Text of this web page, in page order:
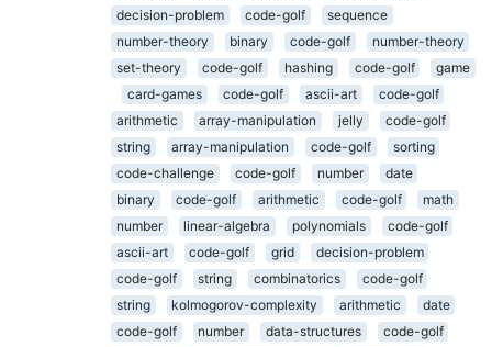
decision-problem
code-golf
sequence
number-theory
binary code-golf
number-theory
set-theory
code-golf hashing code-golf
game
card-games
code-golf ascii-art
code-golf
arithmetic
array-manipulation jelly
code-golf
string
array-manipulation code-golf
sorting
code-challenge
code-golf number
date
binary
code-golf arithmetic code-golf
math
number
linear-algebra polynomials
code-golf
ascii-art
code-golf grid
decision-problem
code-golf
string combinatorics
code-golf
string
kolmogorov-complexity arithmetic
date
code-golf
number data-structures
code-golf